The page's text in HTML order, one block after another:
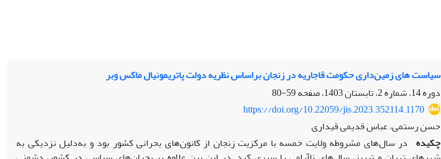
سیاست های زمین‌داری حکومت قاجاریه در زنجان براساس نظریه دولت پاتریمونیال ماکس وبر
دوره 14، شماره 2، تابستان 1403، صفحه
59-80
https://doi.org/10.22059/jis.2023.352114.1170
حسن رستمی، عباس قدیمی قیداری
چکیده در سال‌های مشروطه ولایت خمسه با مرکزیت زنجان از کانون‌های بحرانی کشور بود و به‌دلیل نزدیکی به